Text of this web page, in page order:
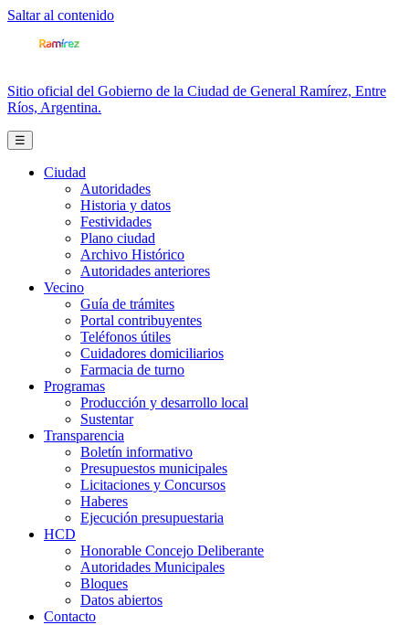
Saltar al contenido
Sitio oficial del Gobierno de la Ciudad de General Ramírez, Entre
Ríos, Argentina.
☰
Ciudad
Autoridades
Historia y datos
Festividades
Plano ciudad
Archivo Histórico
Autoridades anteriores
Vecino
Guía de trámites
Portal contribuyentes
Teléfonos útiles
Cuidadores domiciliarios
Farmacia de turno
Programas
Producción y desarrollo local
Sustentar
Transparencia
Boletín informativo
Presupuestos municipales
Licitaciones y Concursos
Haberes
Ejecución presupuestaria
HCD
Honorable Concejo Deliberante
Autoridades Municipales
Bloques
Datos abiertos
Contacto